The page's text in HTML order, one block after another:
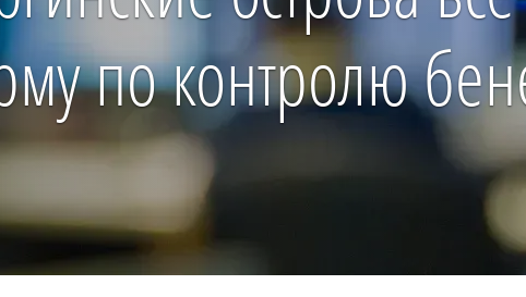
по контролю